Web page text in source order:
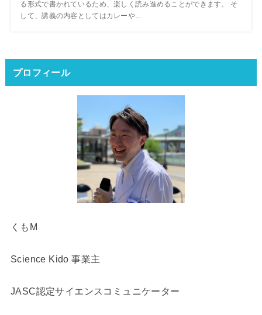
る形式で書かれているため、楽しく読み進めることができます。 そ
して、講義の内容としてはカレーや...
プロフィール
くもM
Science Kido 事業主
JASC認定サイエンスコミュニケーター